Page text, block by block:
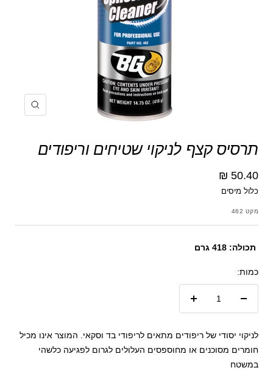
הקרב
תרסיס קצף לניקוי שטיחים וריפודים
מחיר
מבצע
50.40 ₪
כלול מיסים
מקט 462
תכולה: 418 גרם
כמות:
לניקוי יסודי של ריפודים מתאים לריפודי בד וסקאי. המוצר אינו מכיל
חומרים מסוכנים או מחוספסים העלולים לגרום לפגיעה כלשהי
במשטח